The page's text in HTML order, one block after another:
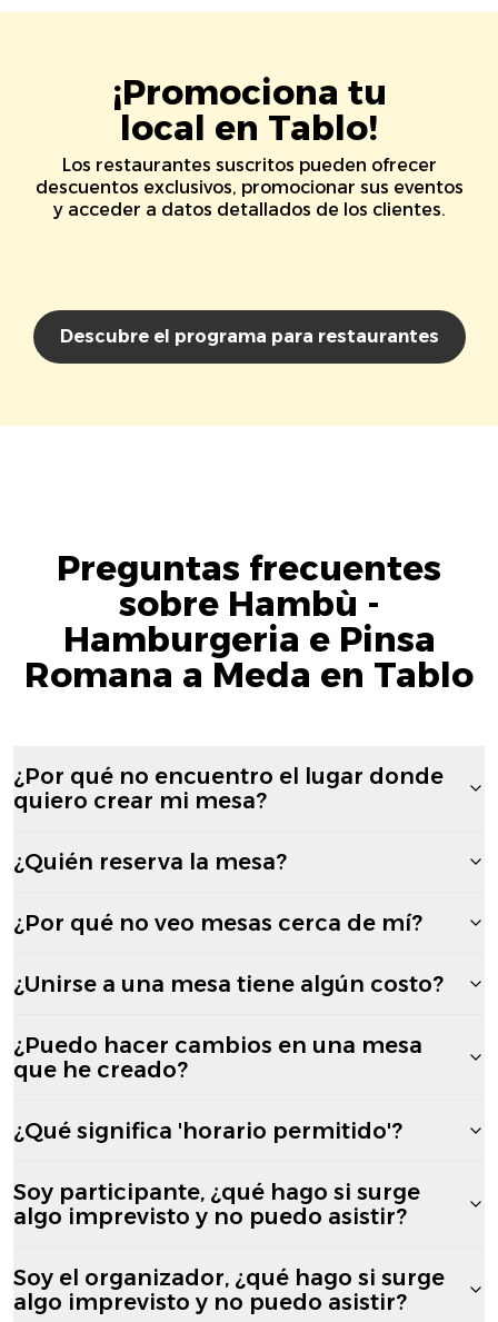
¡Promociona tu
local en Tablo!
Los restaurantes suscritos pueden ofrecer
descuentos exclusivos, promocionar sus eventos
y acceder a datos detallados de los clientes.
Descubre el programa para restaurantes
Preguntas frecuentes
sobre Hambù -
Hamburgeria e Pinsa
Romana a Meda en Tablo
¿Por qué no encuentro el lugar donde
quiero crear mi mesa?
¿Quién reserva la mesa?
¿Por qué no veo mesas cerca de mí?
¿Unirse a una mesa tiene algún costo?
¿Puedo hacer cambios en una mesa
que he creado?
¿Qué significa 'horario permitido'?
Soy participante, ¿qué hago si surge
algo imprevisto y no puedo asistir?
Soy el organizador, ¿qué hago si surge
algo imprevisto y no puedo asistir?